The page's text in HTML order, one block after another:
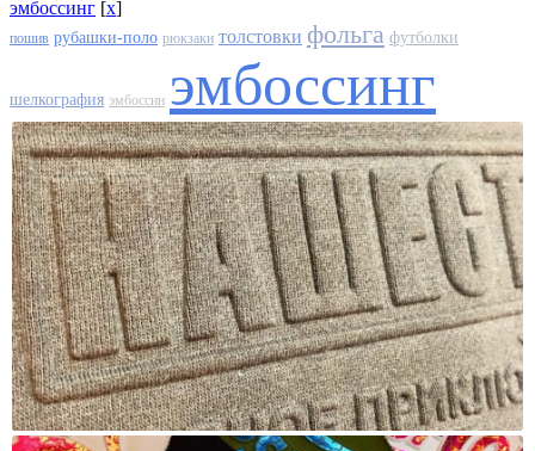
эмбоссинг [x]
пошив рубашки-поло рюкзаки толстовки фольга футболки
шелкография эмбоссин эмбоссинг